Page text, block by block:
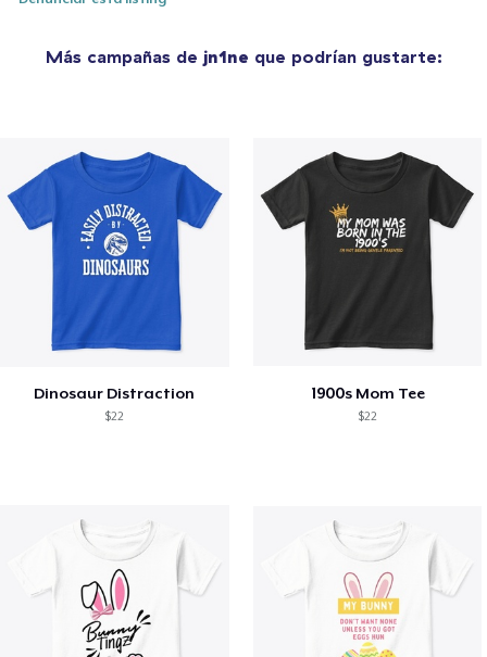
Más campañas de jn1ne que podrían gustarte:
Dinosaur Distraction
$22
1900s Mom Tee
$22